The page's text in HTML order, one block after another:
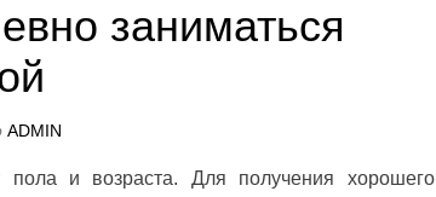
заниматься
ADMIN
и возраста. Для получения хорошего